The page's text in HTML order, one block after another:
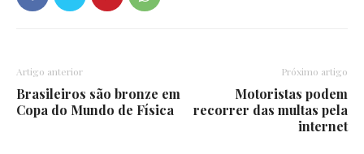
Artigo anterior
Brasileiros são bronze em
Copa do Mundo de Física
Próximo artigo
Motoristas podem
recorrer das multas pela
internet